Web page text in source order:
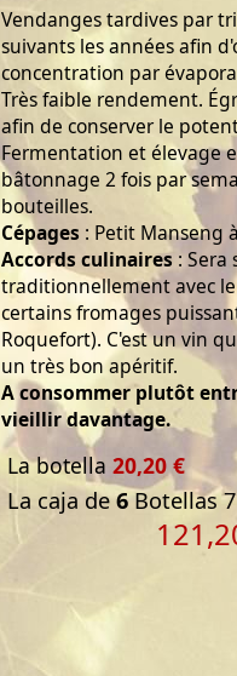
Vendanges tardives par
suivants les années afin
concentration par
Très faible rendement.
afin de conserver le
Fermentation et élevage
bâtonnage 2 fois par
bouteilles.
Cépages : Petit Manseng
Accords culinaires : Sera
traditionnellement avec
certains fromages
Roquefort). C'est un vin
un très bon apéritif.
A consommer plutôt
vieillir davantage.
La botella 20,20 €
La caja de6 Botellas